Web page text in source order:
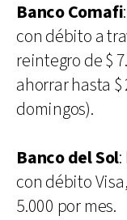
Banco Comafi
con débito a
reintegro de $
ahorrar hasta
domingos).
Banco del Sol
con débito
5.000 por mes.